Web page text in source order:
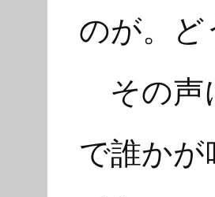
のが。ど
その声
で誰かが